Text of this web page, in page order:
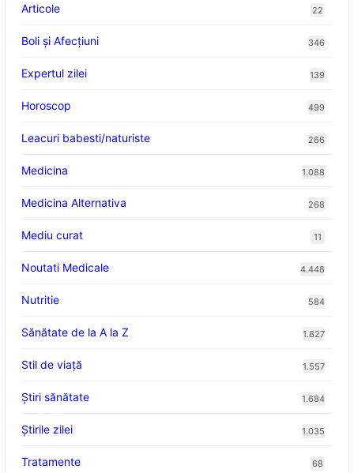
Articole 22
Boli și Afecțiuni 346
Expertul zilei 139
Horoscop 499
Leacuri babesti/naturiste 266
Medicina 1.088
Medicina Alternativa 268
Mediu curat 11
Noutati Medicale 4.448
Nutritie 584
Sănătate de la A la Z 1.827
Stil de viaţă 1.557
Ştiri sănătate 1.684
Știrile zilei 1.035
Tratamente 68